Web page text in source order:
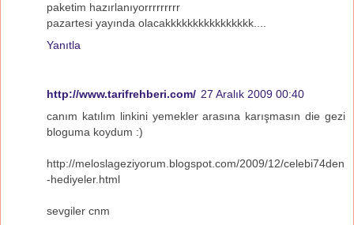
paketim hazırlanıyorrrrrrrrr
pazartesi yayında olacakkkkkkkkkkkkkkkk....
Yanıtla
http://www.tarifrehberi.com/ 27 Aralık 2009 00:40
canım katılım linkini yemekler arasına karışmasın die gezi
bloguma koydum :)
http://meloslageziyorum.blogspot.com/2009/12/celebi74den
-hediyeler.html
sevgiler cnm